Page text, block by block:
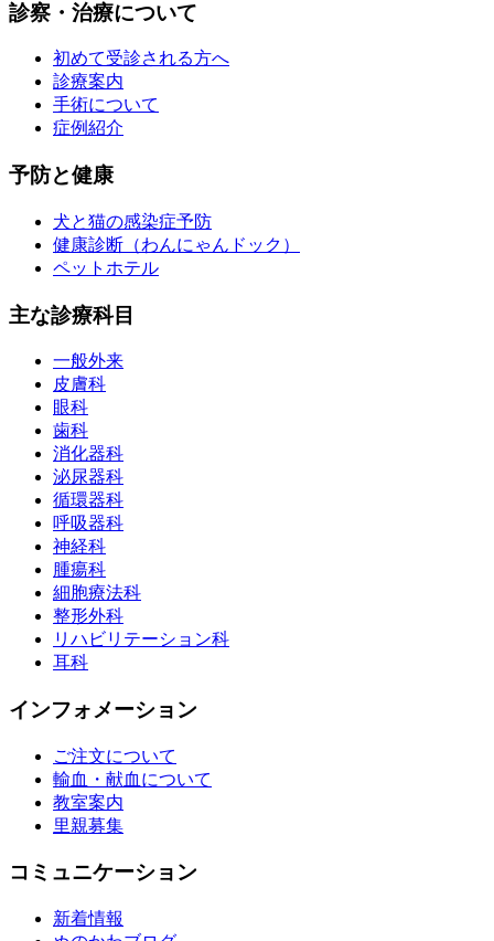
診察・治療について
初めて受診される方へ
診療案内
手術について
症例紹介
予防と健康
犬と猫の感染症予防
健康診断（わんにゃんドック）
ペットホテル
主な診療科目
一般外来
皮膚科
眼科
歯科
消化器科
泌尿器科
循環器科
呼吸器科
神経科
腫瘍科
細胞療法科
整形外科
リハビリテーション科
耳科
インフォメーション
ご注文について
輸血・献血について
教室案内
里親募集
コミュニケーション
新着情報